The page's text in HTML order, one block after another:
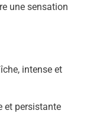
une sensation
intense et
et persistante